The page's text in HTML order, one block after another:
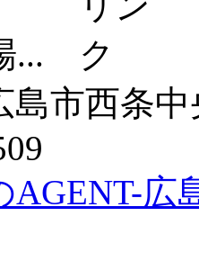
...
島市西条中
AGENT-広